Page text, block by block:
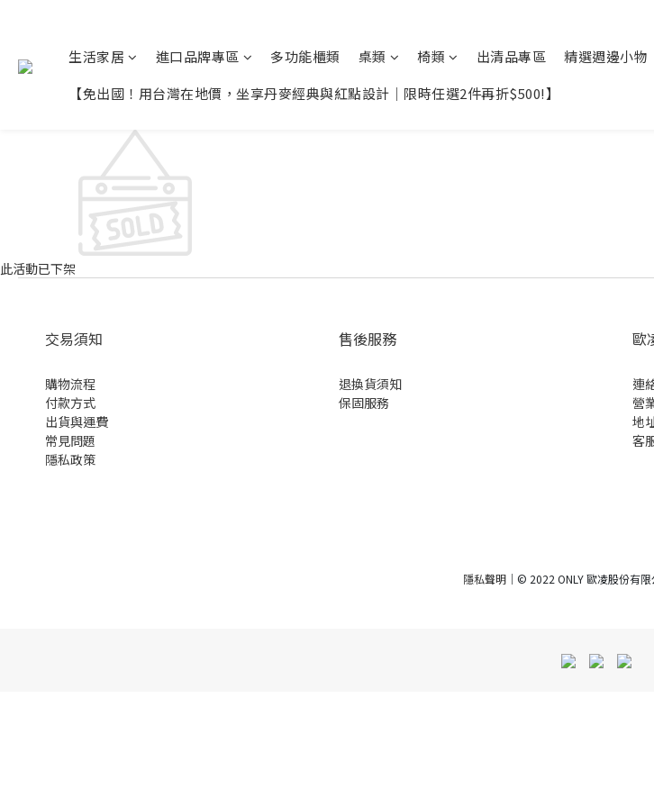
生活家居 進口品牌專區 多功能櫃類 桌類 椅類 出清品專區
精選週邊小物
【免出國！用台灣在地價，坐享丹麥經典與紅點設計｜限時任選2件再折$500!】
此活動已下架
交易須知
購物流程
付款方式
出貨與運費
常見問題
隱私政策
售後服務
退換貨須知
保固服務
歐
連
營
地
客
隱私聲明 ｜© 2022 ONLY 歐凌股份有